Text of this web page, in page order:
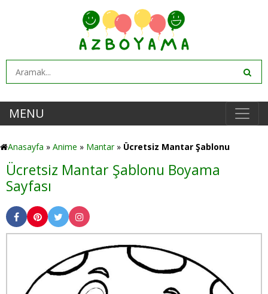
MENU
Anasayfa » Anime » Mantar» Ücretsiz Mantar Şablonu
Ücretsiz Mantar Şablonu Boyama
Sayfası